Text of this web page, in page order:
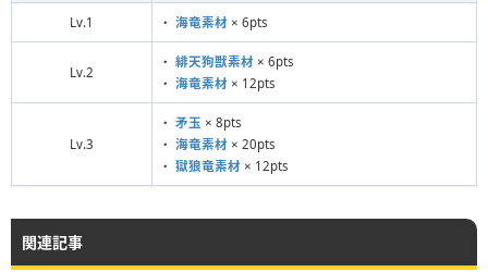
Lv.1 ・ 海竜素材 × 6pts
Lv.2
・ 緋天狗獣素材 × 6pts
・ 海竜素材 × 12pts
Lv.3
・ 矛玉 × 8pts
・ 海竜素材 × 20pts
・ 獄狼竜素材 × 12pts
関連記事